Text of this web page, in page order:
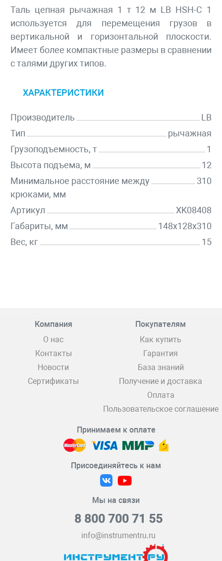
Таль цепная рычажная 1 т 12 м LB HSH-C 1
используется для перемещения грузов в
вертикальной и горизонтальной плоскости.
Имеет более компактные размеры в сравнении
с талями других типов.
ХАРАКТЕРИСТИКИ
Производитель
LB
Тип
рычажная
Грузоподъемность, т
1
Высота подъема, м
12
Минимальное расстояние между
крюками, мм
310
Артикул
XK08408
Габариты, мм
148x128x310
Вес, кг
15
Компания
О нас
Контакты
Новости
Сертификаты
Покупателям
Как купить
Гарантия
База знаний
Получение и доставка
Оплата
Пользовательское соглашение
Принимаем к оплате
Присоединяйтесь к нам
Мы на связи
8 800 700 71 55
info@instrumentru.ru